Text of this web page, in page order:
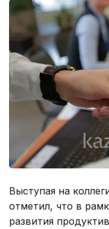
Выступая на
отметил, что в
развития